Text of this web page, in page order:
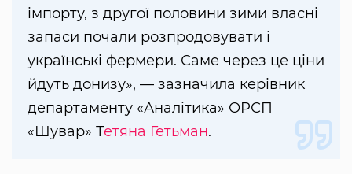
імпорту, з другої половини зими власні
запаси почали розпродовувати і
українські фермери. Саме через це ціни
йдуть донизу», — зазначила керівник
департаменту «Аналітика» ОРСП
«Шувар» Тетяна Гетьман.